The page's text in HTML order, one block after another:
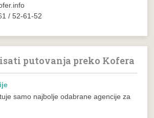
/ 52-61-52
putovanja preko Kofera
samo najbolje odabrane agencije za